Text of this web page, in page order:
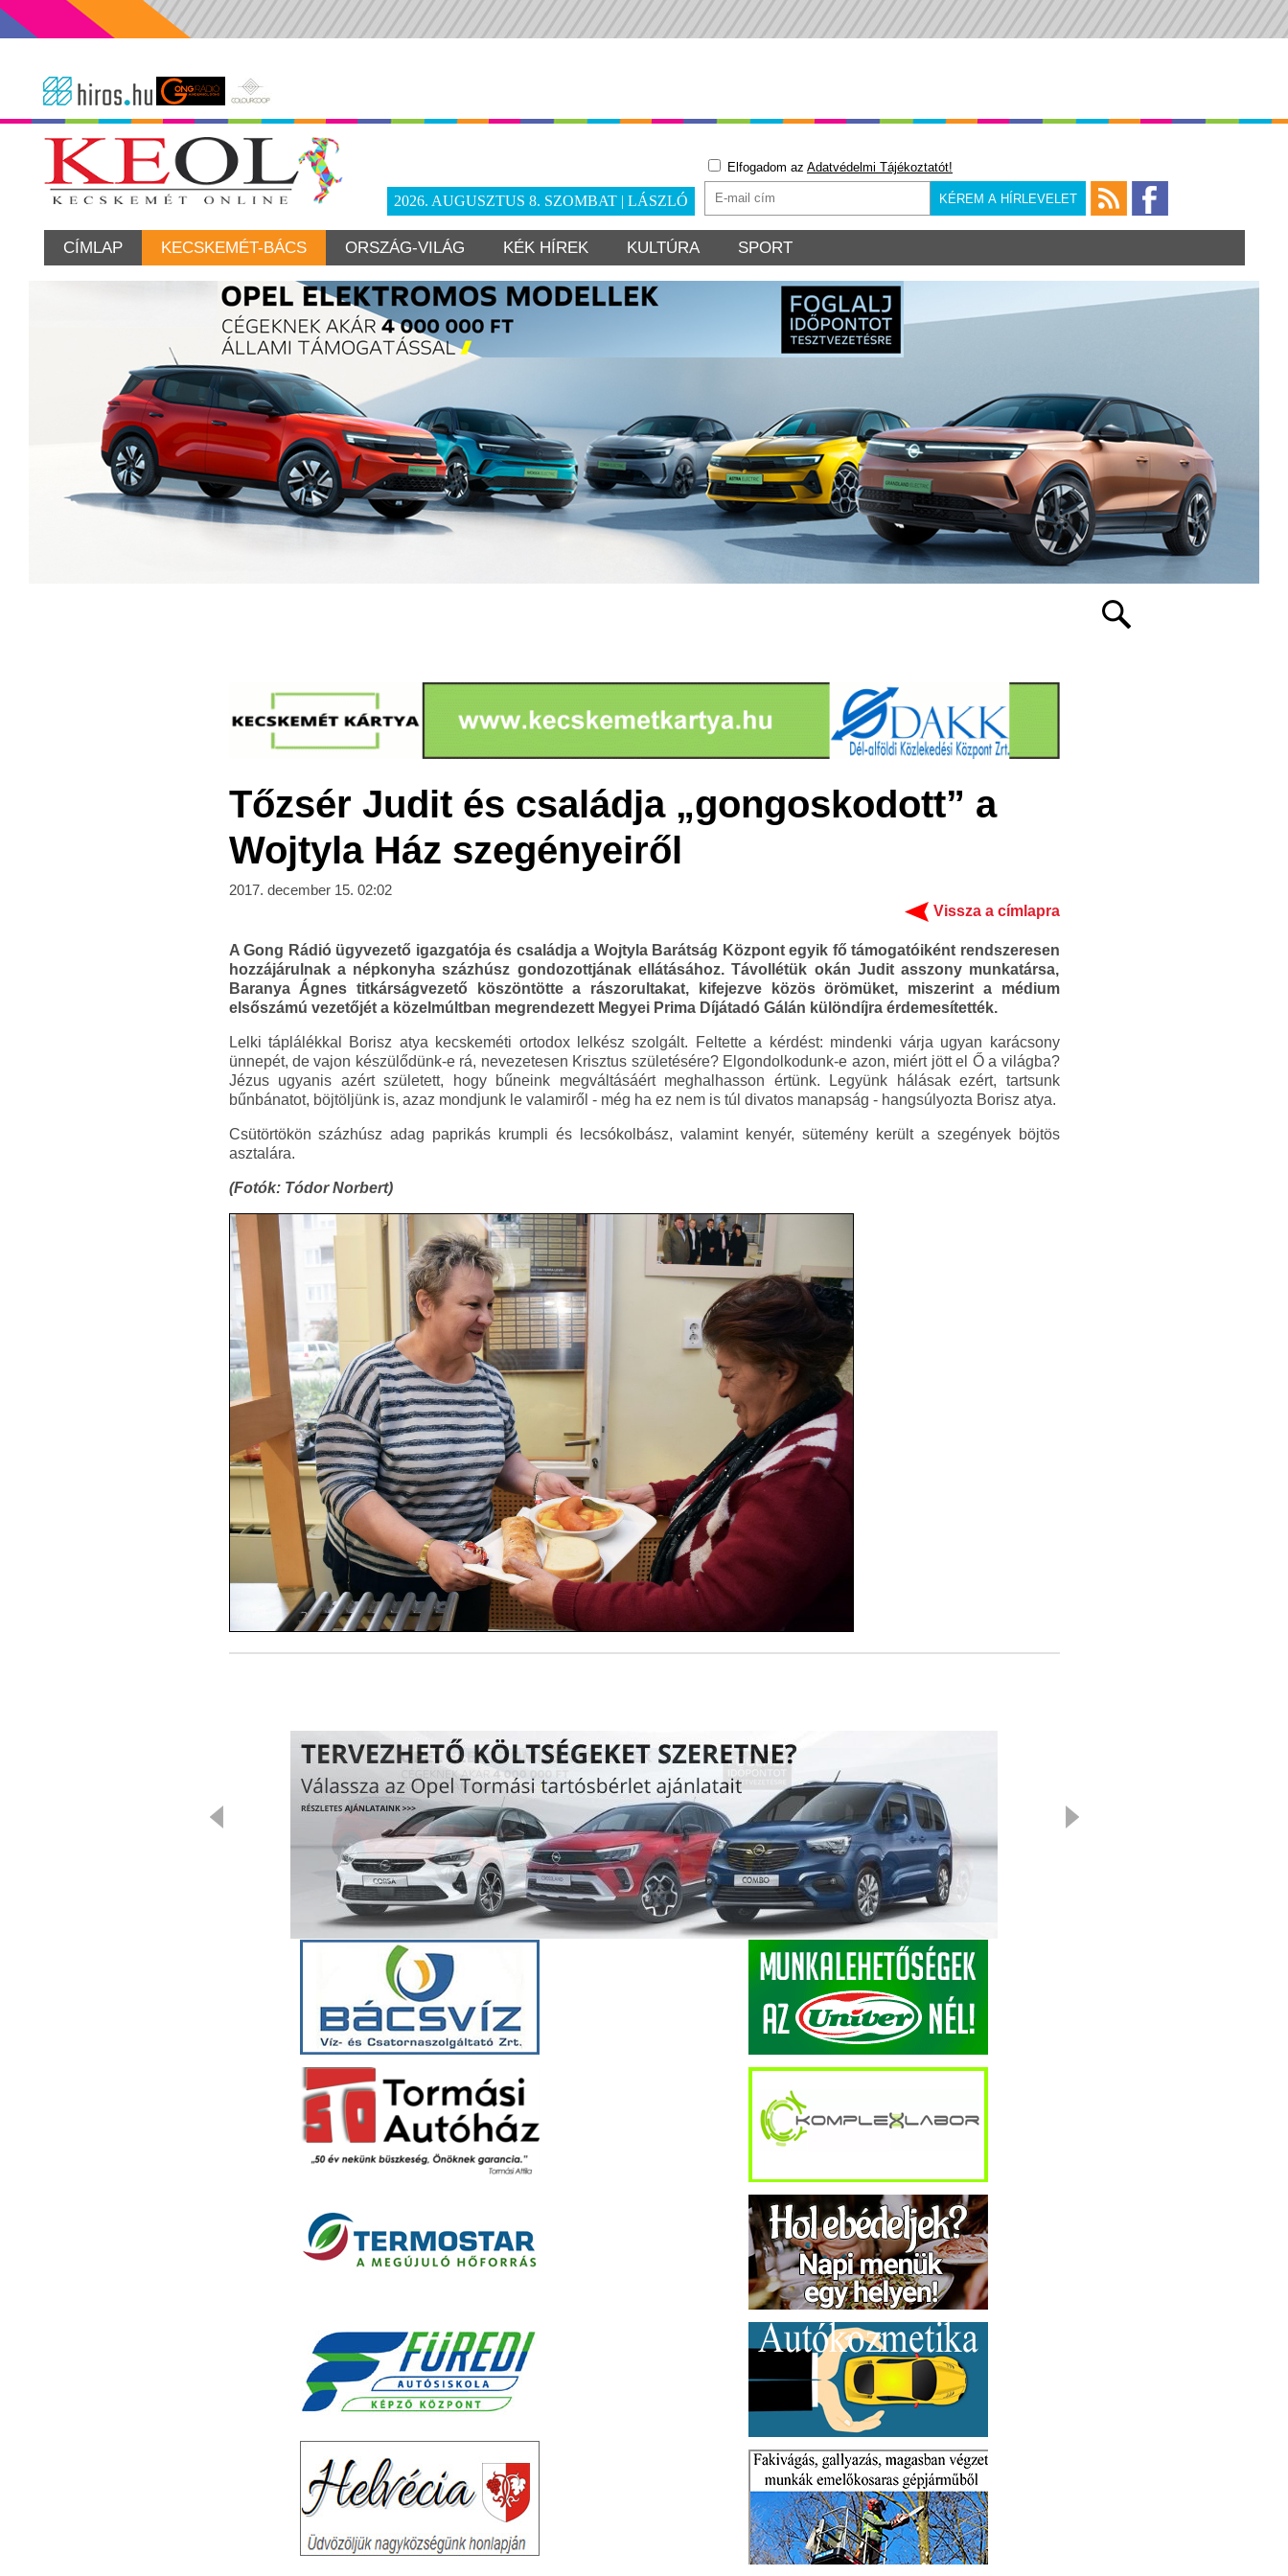
2026. AUGUSZTUS 8. SZOMBAT | LÁSZLÓ
Elfogadom az Adatvédelmi Tájékoztatót!
CÍMLAP KECSKEMÉT-BÁCS ORSZÁG-VILÁG KÉK HÍREK KULTÚRA SPORT
Tőzsér Judit és családja „gongoskodott” a
Wojtyla Ház szegényeiről
2017. december 15. 02:02
Vissza a címlapra
A Gong Rádió ügyvezető igazgatója és családja a Wojtyla Barátság Központ egyik fő támogatóiként rendszeresen
hozzájárulnak a népkonyha százhúsz gondozottjának ellátásához. Távollétük okán Judit asszony munkatársa,
Baranya Ágnes titkárságvezető köszöntötte a rászorultakat, kifejezve közös örömüket, miszerint a médium
elsőszámú vezetőjét a közelmúltban megrendezett Megyei Prima Díjátadó Gálán különdíjra érdemesítették.
Lelki táplálékkal Borisz atya kecskeméti ortodox lelkész szolgált. Feltette a kérdést: mindenki várja ugyan karácsony
ünnepét, de vajon készülődünk-e rá, nevezetesen Krisztus születésére? Elgondolkodunk-e azon, miért jött el Ő a világba?
Jézus ugyanis azért született, hogy bűneink megváltásáért meghalhasson értünk. Legyünk hálásak ezért, tartsunk
bűnbánatot, böjtöljünk is, azaz mondjunk le valamiről - még ha ez nem is túl divatos manapság - hangsúlyozta Borisz atya.
Csütörtökön százhúsz adag paprikás krumpli és lecsókolbász, valamint kenyér, sütemény került a szegények böjtös
asztalára.
(Fotók: Tódor Norbert)